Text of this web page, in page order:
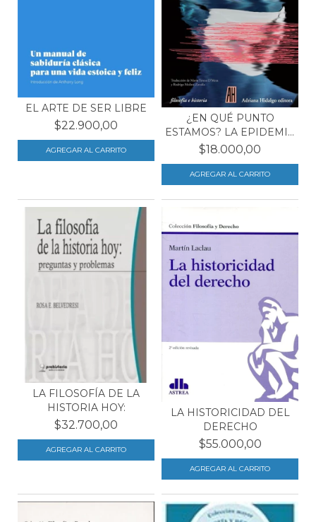
EL ARTE DE SER LIBRE
$22.900,00
¿EN QUÉ PUNTO
ESTAMOS? LA EPIDEMIA
COMO...
$18.000,00
LA FILOSOFÍA DE LA
HISTORIA HOY:
$32.700,00
LA HISTORICIDAD DEL
DERECHO
$55.000,00